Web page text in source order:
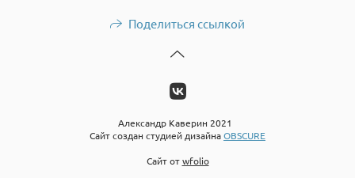
Поделиться ссылкой
Александр Каверин 2021
Сайт создан студией дизайнаOBSCURE
Сайт отwfolio